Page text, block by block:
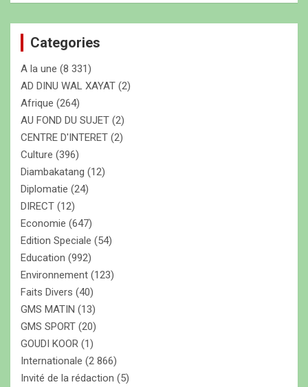
e
c
h
e
r
Categories
A la une (8 331)
AD DINU WAL XAYAT (2)
Afrique (264)
AU FOND DU SUJET (2)
CENTRE D'INTERET (2)
Culture (396)
Diambakatang (12)
Diplomatie (24)
DIRECT (12)
Economie (647)
Edition Speciale (54)
Education (992)
Environnement (123)
Faits Divers (40)
GMS MATIN (13)
GMS SPORT (20)
GOUDI KOOR (1)
Internationale (2 866)
Invité de la rédaction (5)